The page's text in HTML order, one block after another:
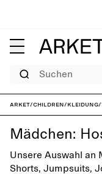
Suchen
ARKET/Children/Kleidung/
Mädchen:
Unsere Auswahl an
Shorts, Jumpsuits,